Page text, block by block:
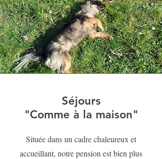
Séjours
"Comme à la maison"
Située dans un cadre chaleureux et
accueillant, notre pension est bien plus